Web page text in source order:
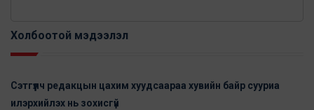
Холбоотой мэдээлэл
Сэтгүүлч редакцын цахим хуудсаараа хувийн байр сууриа
илэрхийлэх нь зохисгүй